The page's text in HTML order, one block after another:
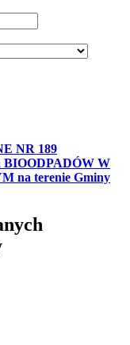
NR 189
BIOODPADÓW W
na terenie Gminy